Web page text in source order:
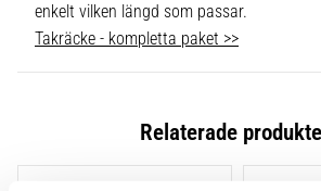
enkelt vilken längd som passar.
Takräcke - kompletta paket >>
Relaterade